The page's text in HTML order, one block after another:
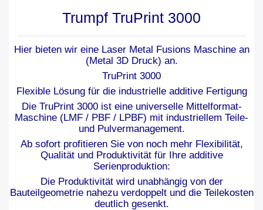
Trumpf TruPrint 3000
Hier bieten wir eine Laser Metal Fusions Maschine an
(Metal 3D Druck) an.
TruPrint 3000
Flexible Lösung für die industrielle additive Fertigung
Die TruPrint 3000 ist eine universelle Mittelformat-
Maschine (LMF / PBF / LPBF) mit industriellem Teile-
und Pulvermanagement.
Ab sofort profitieren Sie von noch mehr Flexibilität,
Qualität und Produktivität für Ihre additive
Serienproduktion:
Die Produktivität wird unabhängig von der
Bauteilgeometrie nahezu verdoppelt und die Teilekosten
deutlich gesenkt.